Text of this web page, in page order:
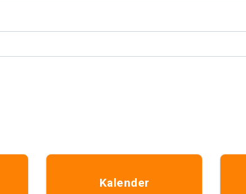
Kalender